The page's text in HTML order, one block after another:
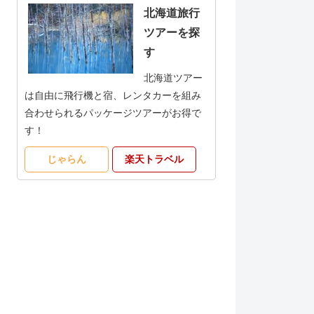
北海道旅行
ツアーを探
す
北海道ツアー
は自由に飛行機と宿、レンタカーを組み
合わせられるパッケージツアーがお得で
す！
じゃらん 楽天トラベル